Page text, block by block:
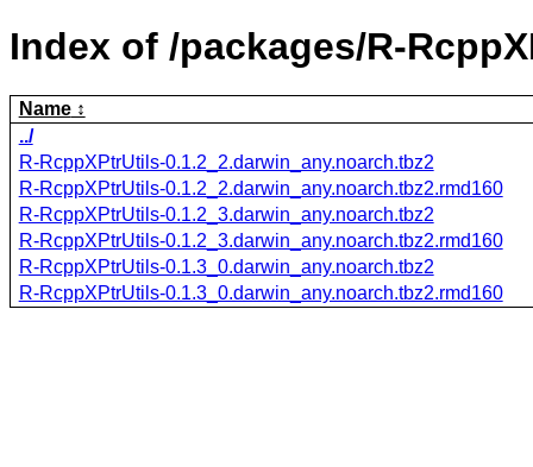
Index of /packages/R-
Name
../
R-RcppXPtrUtils-0.1.2_2.darwin_any.noarch.tbz2
R-RcppXPtrUtils-0.1.2_2.darwin_any.noarch.tbz2.rmd160
R-RcppXPtrUtils-0.1.2_3.darwin_any.noarch.tbz2
R-RcppXPtrUtils-0.1.2_3.darwin_any.noarch.tbz2.rmd160
R-RcppXPtrUtils-0.1.3_0.darwin_any.noarch.tbz2
R-RcppXPtrUtils-0.1.3_0.darwin_any.noarch.tbz2.rmd160